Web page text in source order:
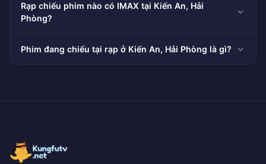
Rạp chiếu phim nào có IMAX tại Kiến An, Hải
Phòng?
Phim đang chiếu tại rạp ở Kiến An, Hải Phòng là gì?